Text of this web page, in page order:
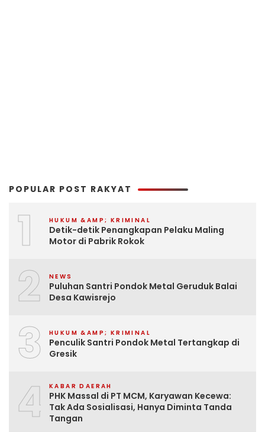
POPULAR POST RAKYAT
1 HUKUM &AMP; KRIMINAL
Detik-detik Penangkapan Pelaku Maling
Motor di Pabrik Rokok
2 NEWS
Puluhan Santri Pondok Metal Geruduk Balai
Desa Kawisrejo
3 HUKUM &AMP; KRIMINAL
Penculik Santri Pondok Metal Tertangkap di
Gresik
4 KABAR DAERAH
PHK Massal di PT MCM, Karyawan Kecewa:
Tak Ada Sosialisasi, Hanya Diminta Tanda
Tangan